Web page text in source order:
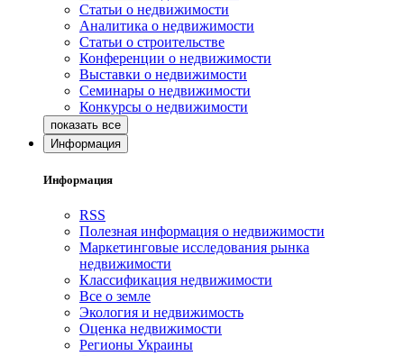
Статьи о недвижимости
Аналитика о недвижимости
Статьи о строительстве
Конференции о недвижимости
Выставки о недвижимости
Семинары о недвижимости
Конкурсы о недвижимости
Информация
Информация
RSS
Полезная информация о недвижимости
Маркетинговые исследования рынка
недвижимости
Классификация недвижимости
Все о земле
Экология и недвижимость
Оценка недвижимости
Регионы Украины